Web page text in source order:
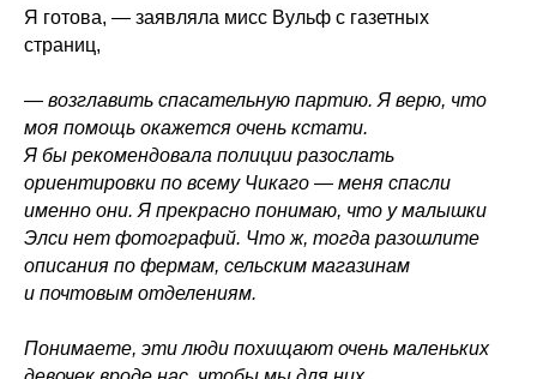
Я готова, — заявляла мисс Вульф с газетных
страниц,
— возглавить спасательную партию. Я верю, что
моя помощь окажется очень кстати.
Я бы рекомендовала полиции разослать
ориентировки по всему Чикаго — меня спасли
именно они. Я прекрасно понимаю, что у малышки
Элси нет фотографий. Что ж, тогда разошлите
описания по фермам, сельским магазинам
и почтовым отделениям.
Понимаете, эти люди похищают очень маленьких